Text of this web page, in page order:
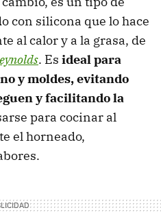
con silicona que lo hace
al calor y a la grasa, de
. Es ideal para
y moldes, evitando
y facilitando la
para cocinar al
el horneado,